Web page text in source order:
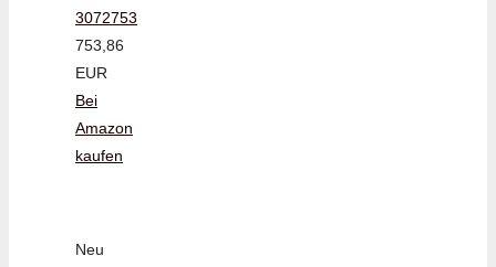
3072753
753,86
EUR
Bei
Amazon
kaufen
Neu